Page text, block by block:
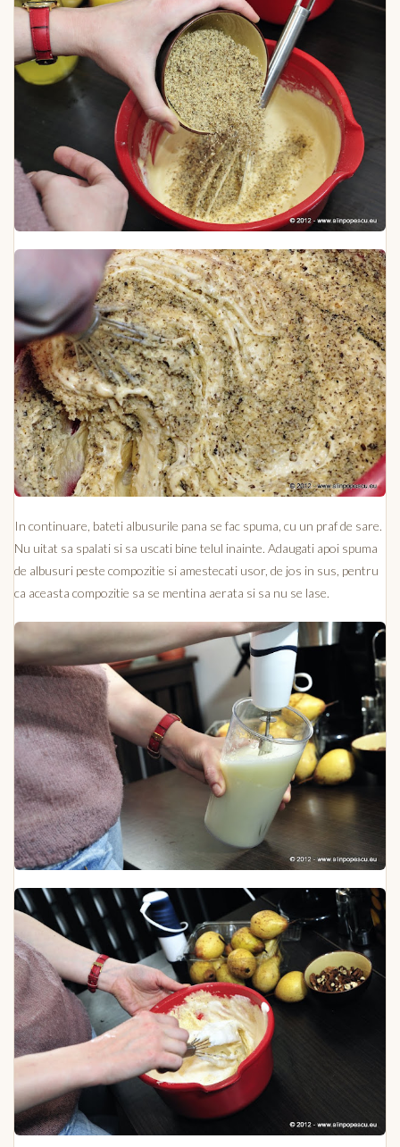
In continuare, bateti albusurile pana se fac spuma, cu un praf de sare.
Nu uitat sa spalati si sa uscati bine telul inainte. Adaugati apoi spuma
de albusuri peste compozitie si amestecati usor, de jos in sus, pentru
ca aceasta compozitie sa se mentina aerata si sa nu se lase.